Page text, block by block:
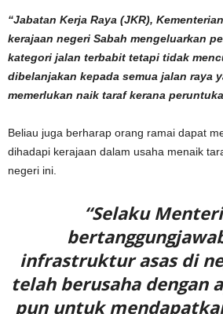
“Jabatan Kerja Raya (JKR),
kerajaan negeri Sabah mengeluarkan
kategori jalan terbabit tetapi tidak
dibelanjakan kepada semua jalan raya
memerlukan naik taraf kerana
Beliau juga berharap orang ramai dapat
dihadapi kerajaan dalam usaha menaik
negeri ini.
“Selaku
infrastruktur asas di
telah berusaha dengan
pun untuk